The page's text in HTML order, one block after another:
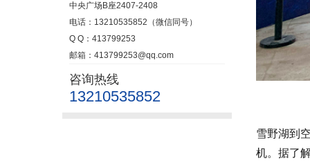
中央广场B座2407-2408
电话：13210535852（微信同号）
Q Q：413799253
邮箱：413799253@qq.com
咨询热线
13210535852
雪野湖到
机。据了